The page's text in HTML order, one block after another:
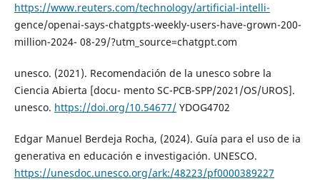
https://www.reuters.com/technology/artificial-intelli-
gence/openai-says-chatgpts-weekly-users-have-grown-200-
million-2024- 08-29/?utm_source=chatgpt.com
unesco. (2021). Recomendación de la unesco sobre la
Ciencia Abierta [docu- mento SC-PCB-SPP/2021/OS/UROS].
unesco. https://doi.org/10.54677/YDOG4702
Edgar Manuel Berdeja Rocha, (2024). Guía para el uso de ia
generativa en educación e investigación. UNESCO.
https://unesdoc.unesco.org/ark:/48223/pf0000389227